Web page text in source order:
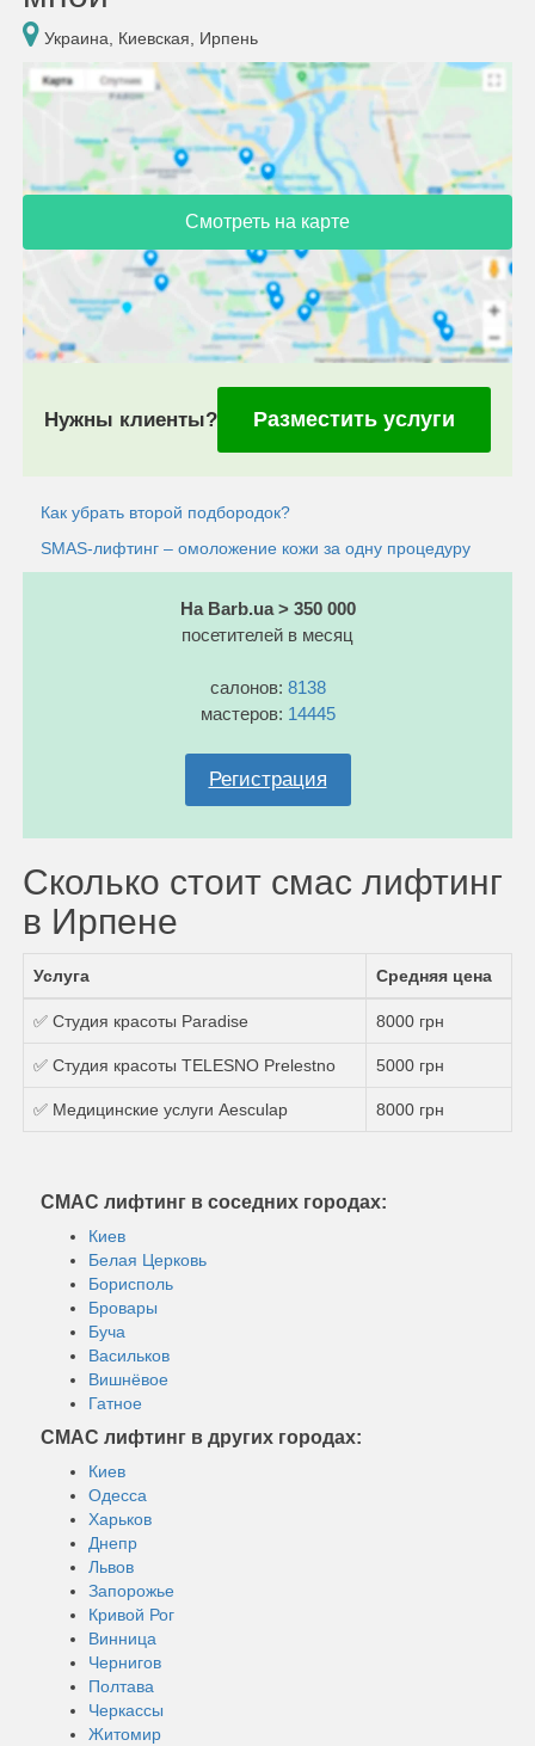
Украина, Киевская, Ирпень
Смотреть на карте
Нужны клиенты? Разместить услуги
Как убрать второй подбородок?
SMAS-лифтинг – омоложение кожи за одну процедуру
На Barb.ua > 350 000
посетителей в месяц
салонов: 8138
мастеров: 14445
Регистрация
Сколько стоит смас лифтинг
в Ирпене
Услуга Средняя цена
✅ Студия красоты Paradise 8000 грн
✅ Студия красоты TELESNO Prelestno 5000 грн
✅ Медицинские услуги Aesculap 8000 грн
СМАС лифтинг в соседних городах:
Киев
Белая Церковь
Борисполь
Бровары
Буча
Васильков
Вишнёвое
Гатное
СМАС лифтинг в других городах:
Киев
Одесса
Харьков
Днепр
Львов
Запорожье
Кривой Рог
Винница
Чернигов
Полтава
Черкассы
Житомир